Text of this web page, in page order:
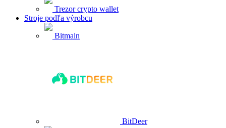
Trezor crypto wallet
Stroje podľa výrobcu
Bitmain
BitDeer